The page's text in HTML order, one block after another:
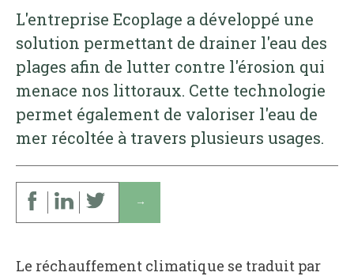
L'entreprise Ecoplage a développé une
solution permettant de drainer l'eau des
plages afin de lutter contre l'érosion qui
menace nos littoraux. Cette technologie
permet également de valoriser l'eau de
mer récoltée à travers plusieurs usages.
↓
Le réchauffement climatique se traduit par